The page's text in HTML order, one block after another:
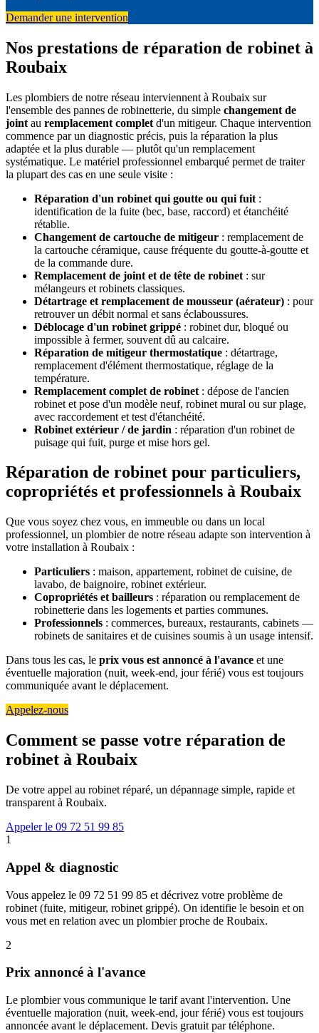
Demander une intervention
Nos prestations de réparation de robinet à
Roubaix
Les plombiers de notre réseau interviennent à Roubaix sur
l'ensemble des pannes de robinetterie, du simple changement de
joint au remplacement complet d'un mitigeur. Chaque intervention
commence par un diagnostic précis, puis la réparation la plus
adaptée et la plus durable — plutôt qu'un remplacement
systématique. Le matériel professionnel embarqué permet de traiter
la plupart des cas en une seule visite :
Réparation d'un robinet qui goutte ou qui fuit :
identification de la fuite (bec, base, raccord) et étanchéité
rétablie.
Changement de cartouche de mitigeur : remplacement de
la cartouche céramique, cause fréquente du goutte-à-goutte et
de la commande dure.
Remplacement de joint et de tête de robinet : sur
mélangeurs et robinets classiques.
Détartrage et remplacement de mousseur (aérateur) : pour
retrouver un débit normal et sans éclaboussures.
Déblocage d'un robinet grippé : robinet dur, bloqué ou
impossible à fermer, souvent dû au calcaire.
Réparation de mitigeur thermostatique : détartrage,
remplacement d'élément thermostatique, réglage de la
température.
Remplacement complet de robinet : dépose de l'ancien
robinet et pose d'un modèle neuf, robinet mural ou sur plage,
avec raccordement et test d'étanchéité.
Robinet extérieur / de jardin : réparation d'un robinet de
puisage qui fuit, purge et mise hors gel.
Réparation de robinet pour particuliers,
copropriétés et professionnels à Roubaix
Que vous soyez chez vous, en immeuble ou dans un local
professionnel, un plombier de notre réseau adapte son intervention à
votre installation à Roubaix :
Particuliers : maison, appartement, robinet de cuisine, de
lavabo, de baignoire, robinet extérieur.
Copropriétés et bailleurs : réparation ou remplacement de
robinetterie dans les logements et parties communes.
Professionnels : commerces, bureaux, restaurants, cabinets —
robinets de sanitaires et de cuisines soumis à un usage intensif.
Dans tous les cas, le prix vous est annoncé à l'avance et une
éventuelle majoration (nuit, week-end, jour férié) vous est toujours
communiquée avant le déplacement.
Appelez-nous
Comment se passe votre réparation de
robinet à Roubaix
De votre appel au robinet réparé, un dépannage simple, rapide et
transparent à Roubaix.
Appeler le 09 72 51 99 85
1
Appel & diagnostic
Vous appelez le 09 72 51 99 85 et décrivez votre problème de
robinet (fuite, mitigeur, robinet grippé). On identifie le besoin et on
vous met en relation avec un plombier proche de Roubaix.
2
Prix annoncé à l'avance
Le plombier vous communique le tarif avant l'intervention. Une
éventuelle majoration (nuit, week-end, jour férié) vous est toujours
annoncée avant le déplacement. Devis gratuit par téléphone.